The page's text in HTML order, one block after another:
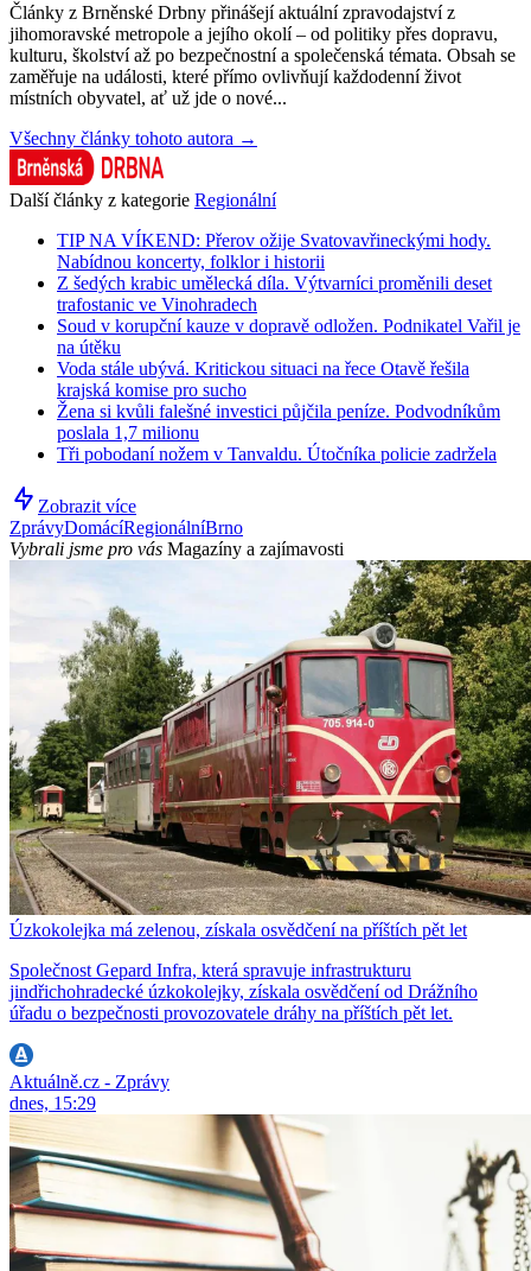
Články z Brněnské Drbny přinášejí aktuální zpravodajství z
jihomoravské metropole a jejího okolí – od politiky přes dopravu,
kulturu, školství až po bezpečnostní a společenská témata. Obsah se
zaměřuje na události, které přímo ovlivňují každodenní život
místních obyvatel, ať už jde o nové...
Všechny články tohoto autora →
Další články z kategorie Regionální
TIP NA VÍKEND: Přerov ožije Svatovavřineckými hody.
Nabídnou koncerty, folklor i historii
Z šedých krabic umělecká díla. Výtvarníci proměnili deset
trafostanic ve Vinohradech
Soud v korupční kauze v dopravě odložen. Podnikatel Vařil je
na útěku
Voda stále ubývá. Kritickou situaci na řece Otavě řešila
krajská komise pro sucho
Žena si kvůli falešné investici půjčila peníze. Podvodníkům
poslala 1,7 milionu
Tři pobodaní nožem v Tanvaldu. Útočníka policie zadržela
Zobrazit více
ZprávyDomácíRegionálníBrno
Vybrali jsme pro vás Magazíny a zajímavosti
Úzkokolejka má zelenou, získala osvědčení na příštích pět let
Společnost Gepard Infra, která spravuje infrastrukturu
jindřichohradecké úzkokolejky, získala osvědčení od Drážního
úřadu o bezpečnosti provozovatele dráhy na příštích pět let.
Aktuálně.cz - Zprávy
dnes, 15:29